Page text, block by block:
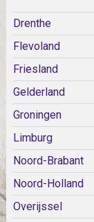
Drenthe
Flevoland
Friesland
Gelderland
Groningen
Limburg
Noord-Brabant
Noord-Holland
Overijssel